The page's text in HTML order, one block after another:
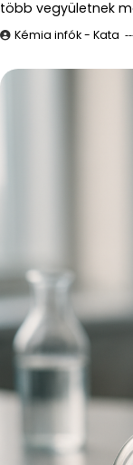
több vegyületnek
Kémia infók - Kata